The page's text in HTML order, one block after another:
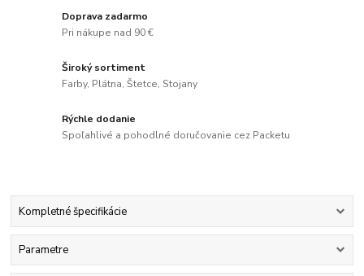
Doprava zadarmo
Pri nákupe nad 90 €
Široký sortiment
Farby, Plátna, Štetce, Stojany
Rýchle dodanie
Spoľahlivé a pohodlné doručovanie cez Packetu
Kompletné špecifikácie
Parametre